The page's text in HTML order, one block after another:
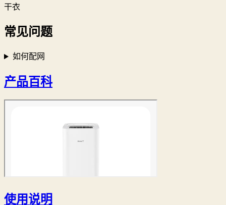
干衣
常见问题
如何配网
产品百科
使用说明